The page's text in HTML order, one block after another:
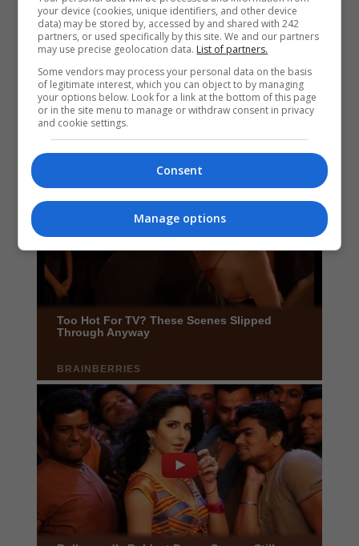
your device (cookies, unique identifiers, and other device
data) may be stored by, accessed by and shared with 242
partners, or used specifically by this site. We and our partners
may use precise geolocation data. List of partners.
Some vendors may process your personal data on the basis
of legitimate interest, which you can object to by managing
your options below. Look for a link at the bottom of this page
or in the site menu to manage or withdraw consent in privacy
and cookie settings.
Consent
Manage options